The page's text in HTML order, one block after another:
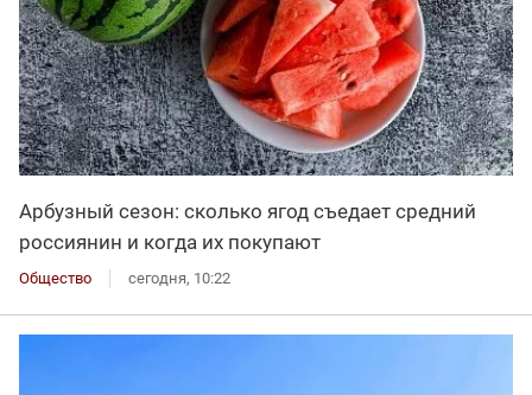
Арбузный сезон: сколько ягод съедает средний
россиянин и когда их покупают
Общество сегодня, 10:22